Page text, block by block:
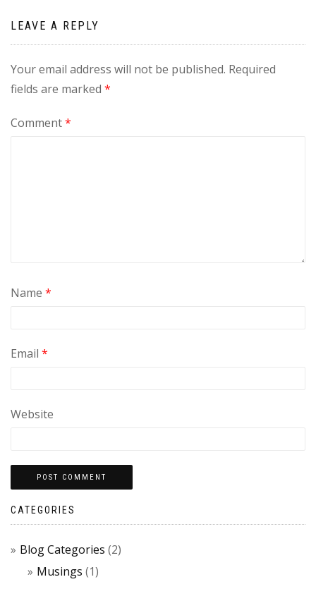
LEAVE A REPLY
Your email address will not be published. Required
fields are marked *
Comment*
Name *
Email *
Website
CATEGORIES
Blog Categories (2)
Musings (1)